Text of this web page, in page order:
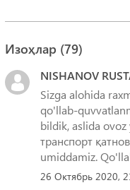
Изоҳлар (79)
NISHANOV
Sizga alohida
qo'llab-
bildik, aslida
транспорт
umiddamiz.
26 Октябрь 2020,